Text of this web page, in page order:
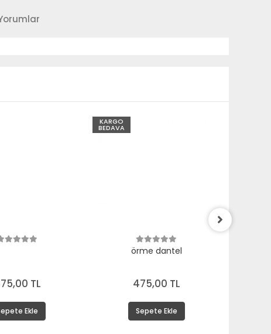
TL
Ekle
KARGO
BEDAVA
örme dantel
475,00 TL
Sepete Ekle